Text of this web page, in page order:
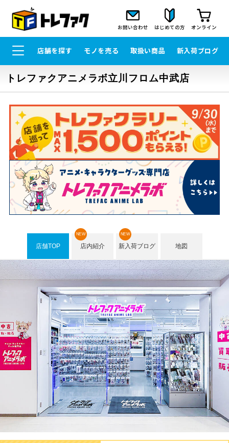
お問い合わせ はじめての方 オンライン
店舗を探す モノを売る 取扱い商品 新入荷ブログ
トレファクアニメラボ立川フロム中武店
店舗TOP 店内紹介
NEW
新入荷ブログ
NEW
地図